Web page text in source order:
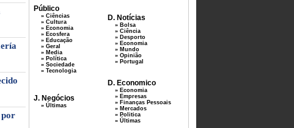
por
Público
» Ciências
» Cultura
» Economia
» Ecosfera
» Educação
» Geral
» Media
» Política
» Sociedade
» Tecnologia
D. Notícias
» Bolsa
» Ciência
» Desporto
» Economia
» Mundo
» Opinião
» Portugal
J. Negócios
» Últimas
D. Economico
» Economia
» Empresas
» Finanças Pessoais
» Mercados
» Politica
» Últimas